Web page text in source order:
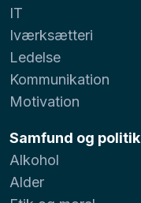
IT
Iværksætteri
Ledelse
Kommunikation
Motivation
Samfund og politik
Alkohol
Alder